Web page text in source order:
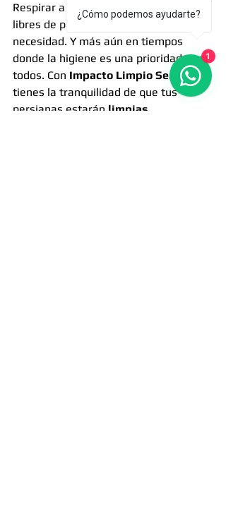
Respirar aire limpio y vivir en espacios
libres de polvo no es un lujo, es una
necesidad. Y más aún en tiempos
donde la higiene es una prioridad para
todos. Con Impacto Limpio Servicios
tienes la tranquilidad de que tus
persianas estarán limpias,
¿Cómo podemos ayudarte?
1